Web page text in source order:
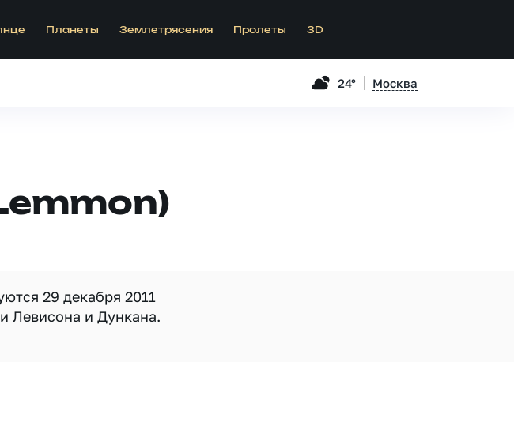
Планеты Землетрясения Пролеты 3D
24° Москва
29 декабря 2011
Левисона и Дункана.